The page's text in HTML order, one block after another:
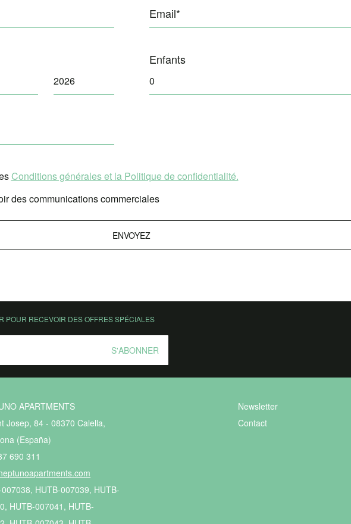
Email*
Enfants
Conditions générales et la Politique de confidentialité.
des communications commerciales
POUR RECEVOIR DES OFFRES SPÉCIALES
S'ABONNER
Newsletter
Contact
APARTMENTS
Josep, 84 - 08370 Calella,
(España)
690 311
007038, HUTB-007039, HUTB-
HUTB-007041, HUTB-